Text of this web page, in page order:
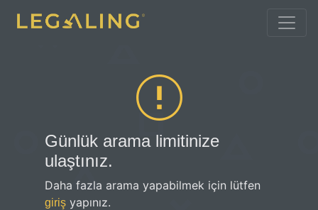
Günlük arama limitinize
ulaştınız.
Daha fazla arama yapabilmek için lütfen
giriş yapınız.